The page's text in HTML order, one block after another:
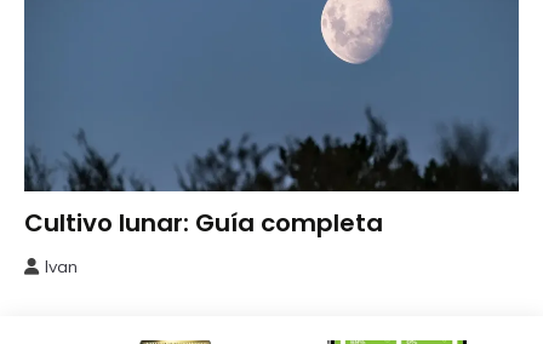
Huerto
Cultivo lunar: Guía completa
Ivan